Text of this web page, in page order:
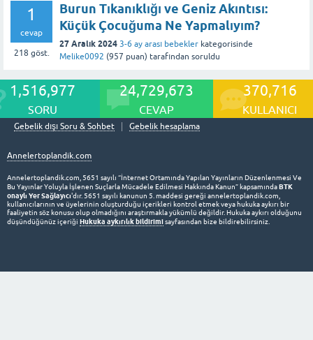
1
cevap
218 göst.
Burun Tıkanıklığı ve Geniz Akıntısı:
Küçük Çocuğuma Ne Yapmalıyım?
27 Aralık 2024 3-6 ay arası bebekler kategorisinde
Melike0092 (957 puan) tarafından soruldu
1,516,977
SORU
24,729,673
CEVAP
370,716
KULLANICI
Gebelik dışı Soru & Sohbet Gebelik hesaplama
Annelertoplandik.com
Annelertoplandik.com, 5651 sayılı “İnternet Ortamında Yapılan Yayınların Düzenlenmesi Ve
Bu Yayınlar Yoluyla İşlenen Suçlarla Mücadele Edilmesi Hakkında Kanun” kapsamındaBTK
onaylı Yer Sağlayıcı'dır. 5651 sayılı kanunun 5. maddesi gereği annelertoplandik.com,
kullanıcılarının ve üyelerinin oluşturduğu içerikleri kontrol etmek veya hukuka aykırı bir
faaliyetin söz konusu olup olmadığını araştırmakla yükümlü değildir. Hukuka aykırı olduğunu
düşündüğünüz içeriği Hukuka aykırılık bildirimisayfasından bize bildirebilirsiniz.